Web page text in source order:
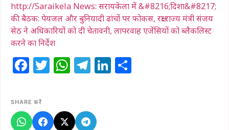
http://Saraikela News: सरायकेला में &#8216;दिशा&#8217;
की बैठक: पेयजल और बुनियादी ढांचों पर फोकस, रक्षा राज्य मंत्री संजय
सेठ ने अधिकारियों को दी चेतावनी, लापरवाह एजेंसियों को ब्लैकलिस्ट
करने का निर्देश
Facebook
Twitter
WhatsApp
Telegram
LinkedIn
SHARE करें